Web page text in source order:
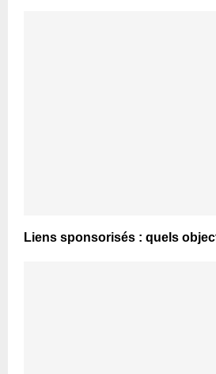
Liens sponsorisés : quels